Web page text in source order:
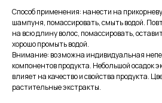
Способ применения: нанести на
шампуня, помассировать, смыть водой.
на всю длину волос, помассировать,
хорошо промыть водой.
Внимание: возможна индивидуальная
компонентов продукта. Небольшой осадок
влияет на качество и свойства продукта.
растительные экстракты.